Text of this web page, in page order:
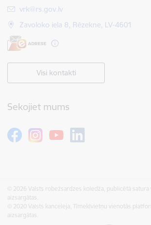
E-pasts:
vrk@rs.gov.lv
Zavoloko iela 8, Rēzekne, LV-4601
Visi kontakti
Sekojiet mums
© 2026 Valsts robežsardzes koledža, publicētā satura
aizsargātas.
© 2020 Valsts kanceleja, Tīmekļvietņu vienotās
aizsargātas.